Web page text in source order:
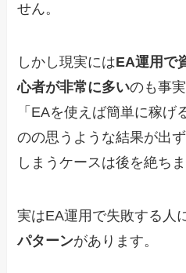
せん。
しかし現実にはEA運用で
心者が非常に多いのも事実
「EAを使えば簡単に稼げ
のの思うような結果が出
しまうケースは後を絶ちま
実はEA運用で失敗する人
パターンがあります。